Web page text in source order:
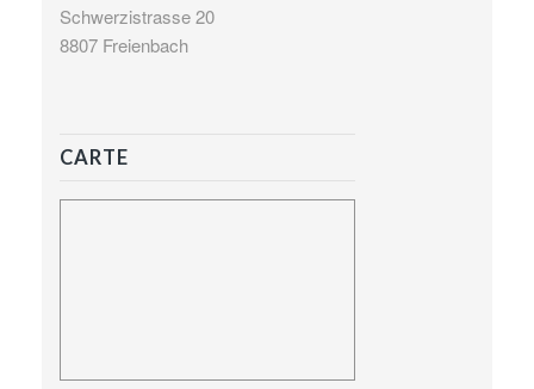
Schwerzistrasse 20
8807 Freienbach
CARTE